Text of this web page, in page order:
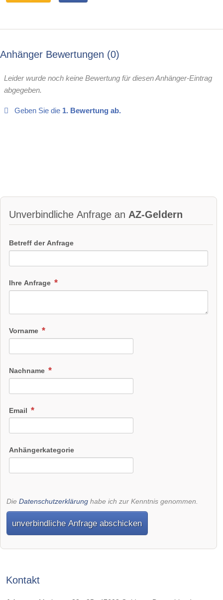
Anhänger Bewertungen 0
Leider wurde noch keine Bewertung für diesen Anhänger-Eintrag
abgegeben.
Geben Sie die 1. Bewertung ab.
Unverbindliche Anfrage an AZ-Geldern
Betreff der Anfrage
Ihre Anfrage
Vorname
Nachname
Email
Anhängerkategorie
Die Datenschutzerklärung habe ich zur Kenntnis genommen.
unverbindliche Anfrage abschicken
Kontakt